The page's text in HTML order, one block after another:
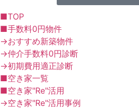
■TOP
■手数料0円物件
→おすすめ新築物件
→仲介手数料0円診断
→初期費用適正診断
■空き家一覧
■空き家"Re"活用
→空き家"Re"活用事例